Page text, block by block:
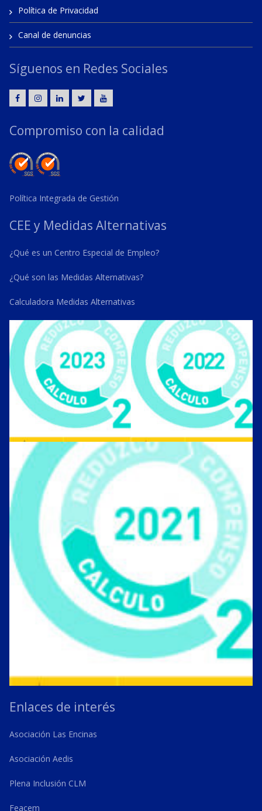
Política de Privacidad
Canal de denuncias
Síguenos en Redes Sociales
Compromiso con la calidad
Política Integrada de Gestión
CEE y Medidas Alternativas
¿Qué es un Centro Especial de Empleo?
¿Qué son las Medidas Alternativas?
Calculadora Medidas Alternativas
Enlaces de interés
Asociación Las Encinas
Asociación Aedis
Plena Inclusión CLM
Feacem